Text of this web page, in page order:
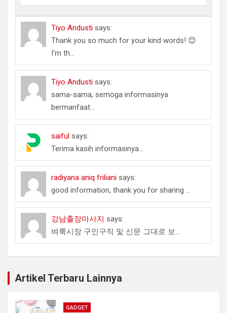
Tiyo Andusti says:
Thank you so much for your kind words! 😊
I'm th...
Tiyo Andusti says:
sama-sama, semoga informasinya
bermanfaat...
saiful says:
Terima kasih informasinya...
radiyana aniq friliani says:
good information, thank you for sharing ...
강남출장마사지 says:
벼룩시장 구인구직 및 신문 그대로 보...
Artikel Terbaru Lainnya
GADGET